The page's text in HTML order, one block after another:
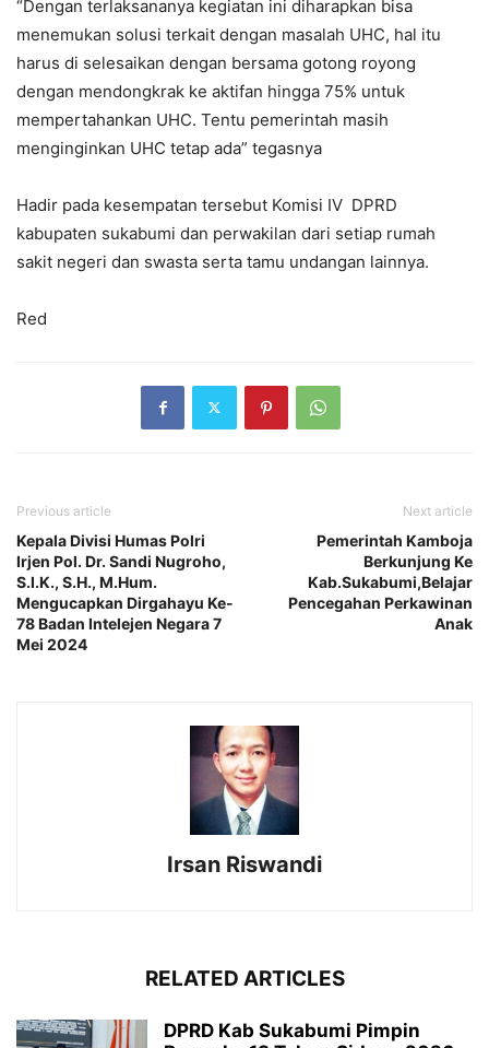
“Dengan terlaksananya kegiatan ini diharapkan bisa
menemukan solusi terkait dengan masalah UHC, hal itu
harus di selesaikan dengan bersama gotong royong
dengan mendongkrak ke aktifan hingga 75% untuk
mempertahankan UHC. Tentu pemerintah masih
menginginkan UHC tetap ada” tegasnya
Hadir pada kesempatan tersebut Komisi IV DPRD
kabupaten sukabumi dan perwakilan dari setiap rumah
sakit negeri dan swasta serta tamu undangan lainnya.
Red
Previous article
Kepala Divisi Humas Polri
Irjen Pol. Dr. Sandi Nugroho,
S.I.K., S.H., M.Hum.
Mengucapkan Dirgahayu Ke-
78 Badan Intelejen Negara 7
Mei 2024
Next article
Pemerintah Kamboja
Berkunjung Ke
Kab.Sukabumi,Belajar
Pencegahan Perkawinan
Anak
Irsan Riswandi
RELATED ARTICLES
DPRD Kab Sukabumi Pimpin